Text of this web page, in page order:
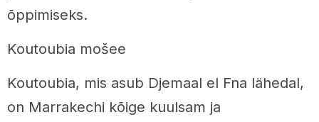
õppimiseks.
Koutoubia mošee
Koutoubia, mis asub Djemaal el Fna lähedal,
on Marrakechi kõige kuulsam ja